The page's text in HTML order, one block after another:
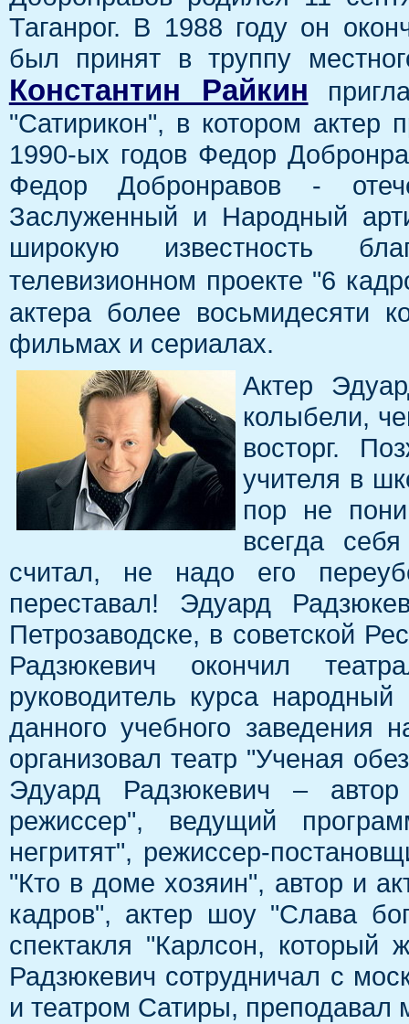
Таганрог. В 1988 году он
был принят в труппу
Константин Райкин
"Сатирикон", в котором актер
1990-ых годов Федор
Федор Добронравов -
Заслуженный и Народный
широкую известность
телевизионном проекте "6
актера более восьмидесяти
фильмах и сериалах.
Актер
колыбели,
восторг.
учителя в
пор не
всегда
считал, не надо его
переставал! Эдуард
Петрозаводске, в советской
Радзюкевич окончил
руководитель курса
данного учебного заведения
организовал театр "Ученая
Эдуард Радзюкевич –
режиссер", ведущий
негритят", режиссер-
"Кто в доме хозяин", автор и
кадров", актер шоу "Слава
спектакля "Карлсон,
Радзюкевич сотрудничал с
и театром Сатиры, преподавал